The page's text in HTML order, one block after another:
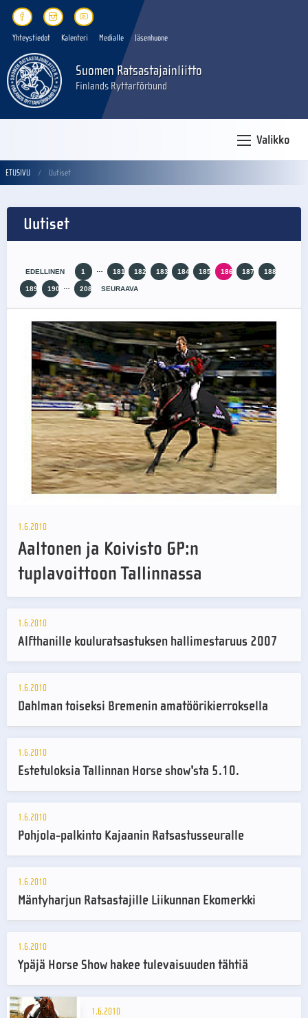
Yhteystiedot Kalenteri Medialle Jäsenhuone
Suomen Ratsastajainliitto
Finlands Ryttarförbund
Valikko
ETUSIVU Uutiset
Uutiset
EDELLINEN 1 181 182 183 184 185 186 187 188
189 190 208 SEURAAVA
1.6.2010
Aaltonen ja Koivisto GP:n
tuplavoittoon Tallinnassa
1.6.2010
Alfthanille kouluratsastuksen hallimestaruus 2007
1.6.2010
Dahlman toiseksi Bremenin amatöörikierroksella
1.6.2010
Estetuloksia Tallinnan Horse show'sta 5.10.
1.6.2010
Pohjola-palkinto Kajaanin Ratsastusseuralle
1.6.2010
Mäntyharjun Ratsastajille Liikunnan Ekomerkki
1.6.2010
Ypäjä Horse Show hakee tulevaisuuden tähtiä
1.6.2010